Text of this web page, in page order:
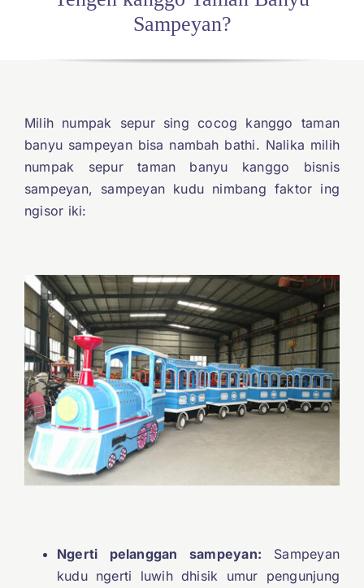
Sampeyan?
Milih numpak sepur sing cocog kanggo taman
banyu sampeyan bisa nambah bathi. Nalika milih
numpak sepur taman banyu kanggo bisnis
sampeyan, sampeyan kudu nimbang faktor ing
ngisor iki:
Ngerti pelanggan sampeyan: Sampeyan
kudu ngerti luwih dhisik umur pengunjung